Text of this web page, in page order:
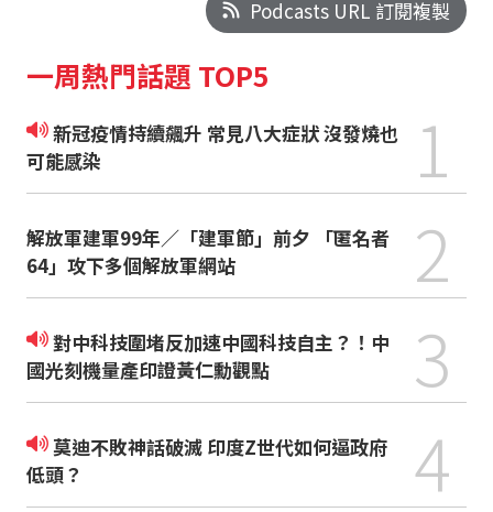
Podcasts URL 訂閱複製
一周熱門話題 TOP5
新冠疫情持續飆升 常見八大症狀 沒發燒也
可能感染
1
解放軍建軍99年／「建軍節」前夕 「匿名者
64」攻下多個解放軍網站
2
對中科技圍堵反加速中國科技自主？！中
國光刻機量產印證黃仁勳觀點
3
莫迪不敗神話破滅 印度Z世代如何逼政府
低頭？
4